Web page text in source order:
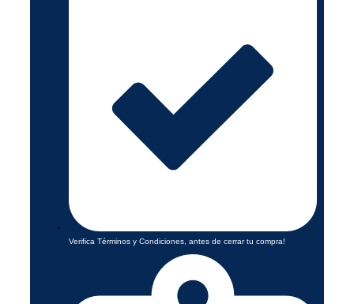
Verifica Términos y Condiciones, antes de cerrar tu compra!